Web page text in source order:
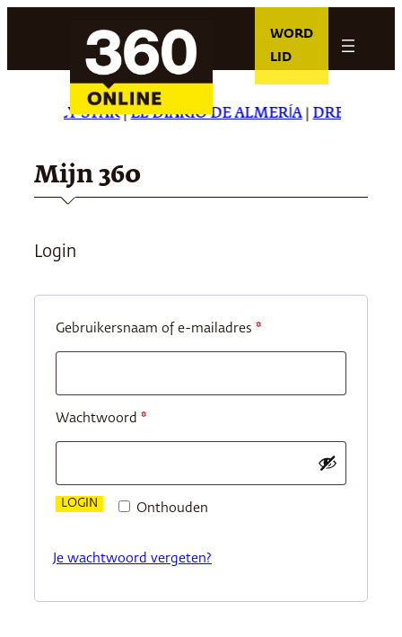
WORD
LID
DAILY STAR|EL DIARIO DE ALMERÍA| DREAMING
Mijn 360
Login
Gebruikersnaam of e-mailadres *Vereist
Wachtwoord *Vereist
Onthouden
LOGIN
Je wachtwoord vergeten?